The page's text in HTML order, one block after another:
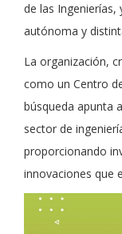
de las
autónoma y
La organización,
como un Centro
búsqueda apunta
sector de
proporcionando
innovaciones que